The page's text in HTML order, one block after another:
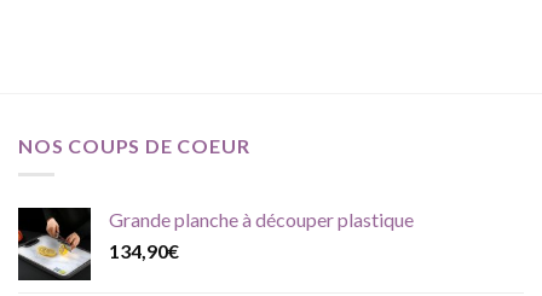
NOS COUPS DE COEUR
Grande planche à découper plastique
134,90€